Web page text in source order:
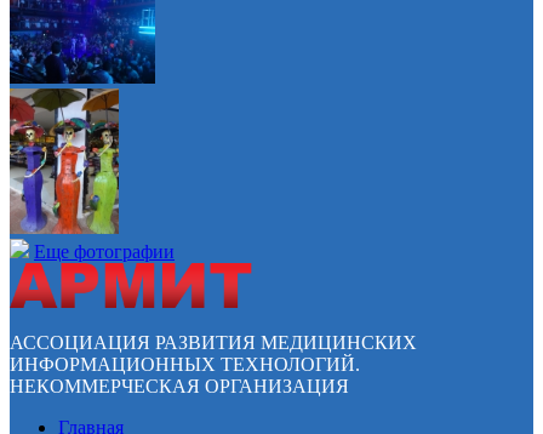
Еще фотографии
АССОЦИАЦИЯ РАЗВИТИЯ МЕДИЦИНСКИХ
ИНФОРМАЦИОННЫХ ТЕХНОЛОГИЙ.
НЕКОММЕРЧЕСКАЯ ОРГАНИЗАЦИЯ
Главная